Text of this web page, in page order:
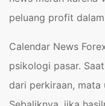
peluang profit
Calendar News
psikologi pasar.
dari perkiraan, mata